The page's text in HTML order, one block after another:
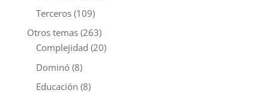
Terceros(109)
Otros temas(263)
Complejidad (20)
Dominó(8)
Educación (8)